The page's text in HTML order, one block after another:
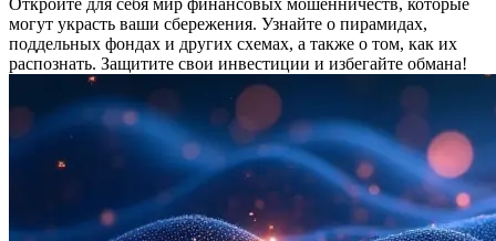
могут украсть ваши сбережения. Узнайте о пирамидах,
поддельных фондах и других схемах, а также о том, как их
распознать. Защитите свои инвестиции и избегайте обмана!